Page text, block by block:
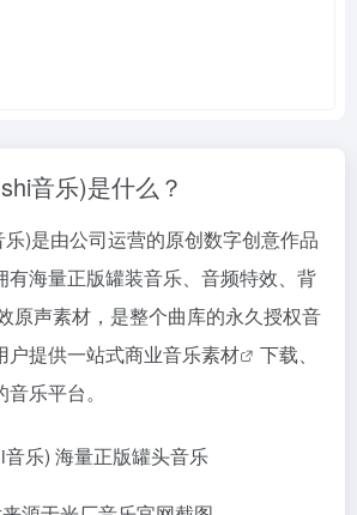
音乐)是什么？
)是由公司运营的原创数字创意作品
有海量正版罐装音乐、音频特效、背
原声素材，是整个曲库的永久授权音
户提供一站式商业音乐素材
下载、
乐平台。